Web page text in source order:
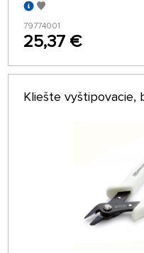
79774001
25,37 €
Kliešte vyštipovacie,